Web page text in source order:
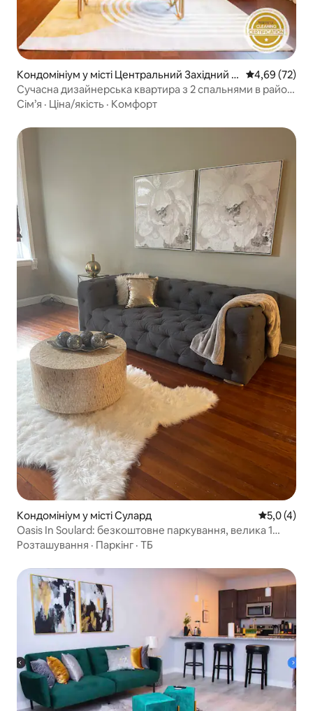
Кондомініум у місті Центральний Західний Кі
нець
Середня
4,69 (72)
Сучасна дизайнерська квартира з 2 спальнями в районі
CWE, ABODEbucks
Сім’я · Ціна/якість · Комфорт
Кондомініум у місті Сулард Середня
5,0 (4)
Oasis In Soulard: безкоштовне паркування, велика 1
спальня
Розташування · Паркінг · ТБ